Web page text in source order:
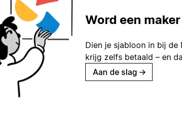
Word een maker
Dien je sjabloon in bij
krijg zelfs betaald – en
Aan de slag →